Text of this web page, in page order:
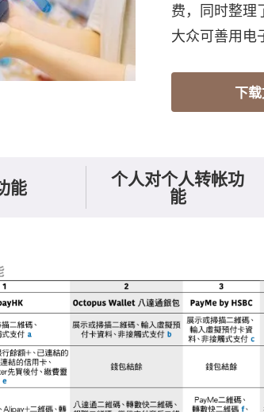
费，同时整理
大众可善用电
下
能 个人对个人转帐功
能